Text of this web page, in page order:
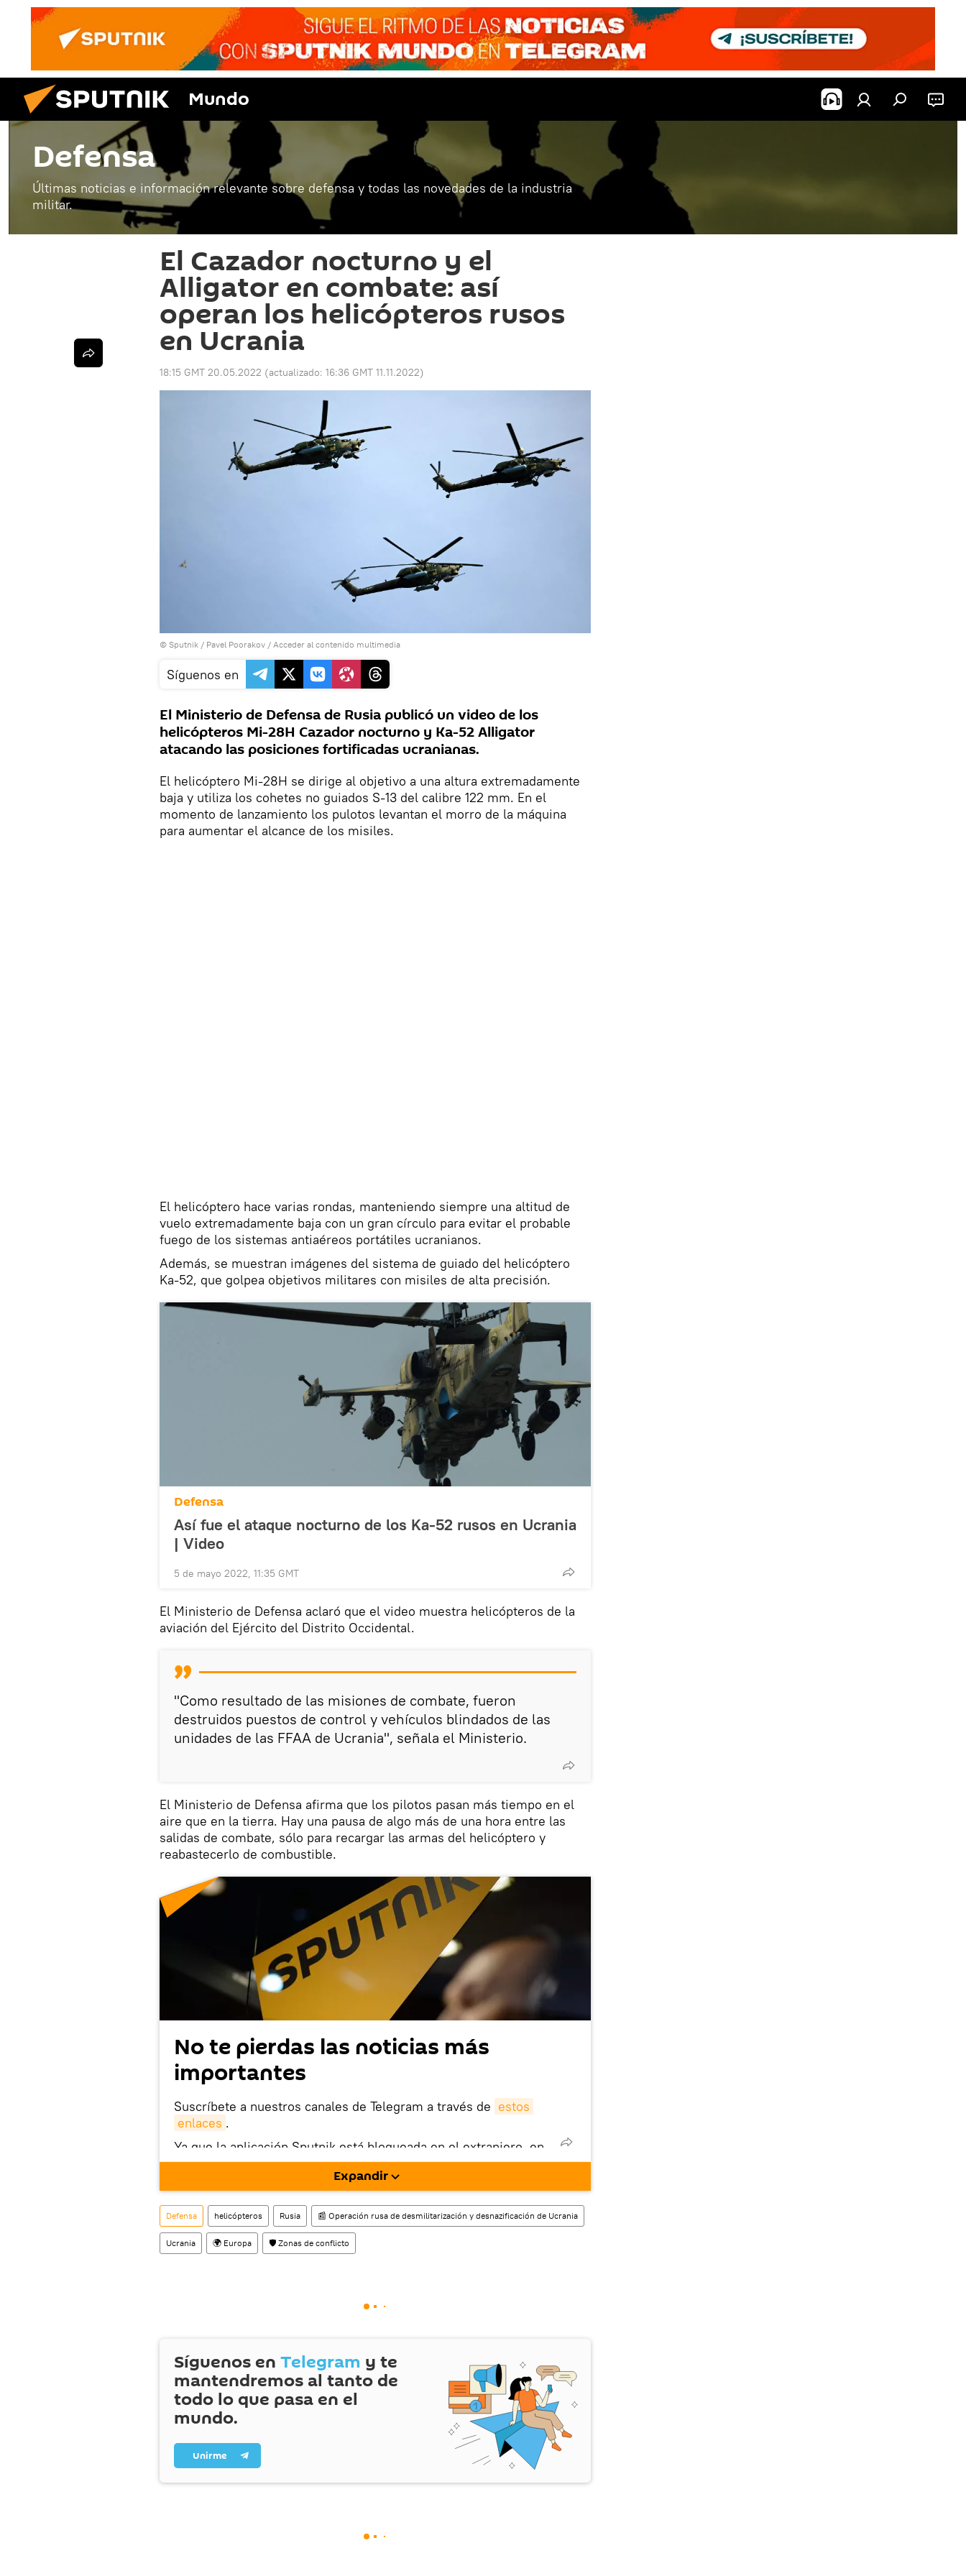
Mundo
Defensa
Últimas noticias e información relevante sobre defensa y todas las novedades de la industria
militar.
El Cazador nocturno y el
Alligator en combate: así
operan los helicópteros rusos
en Ucrania
18:15 GMT 20.05.2022 (actualizado: 16:36 GMT 11.11.2022)
© Sputnik / Pavel Poorakov / Acceder al contenido multimedia
Síguenos en
El Ministerio de Defensa de Rusia publicó un video de los
helicópteros Mi-28H Cazador nocturno y Ka-52 Alligator
atacando las posiciones fortificadas ucranianas.
El helicóptero Mi-28H se dirige al objetivo a una altura extremadamente
baja y utiliza los cohetes no guiados S-13 del calibre 122 mm. En el
momento de lanzamiento los pulotos levantan el morro de la máquina
para aumentar el alcance de los misiles.
El helicóptero hace varias rondas, manteniendo siempre una altitud de
vuelo extremadamente baja con un gran círculo para evitar el probable
fuego de los sistemas antiaéreos portátiles ucranianos.
Además, se muestran imágenes del sistema de guiado del helicóptero
Ka-52, que golpea objetivos militares con misiles de alta precisión.
Defensa
Así fue el ataque nocturno de los Ka-52 rusos en Ucrania
| Video
5 de mayo 2022, 11:35 GMT
El Ministerio de Defensa aclaró que el video muestra helicópteros de la
aviación del Ejército del Distrito Occidental.
"Como resultado de las misiones de combate, fueron
destruidos puestos de control y vehículos blindados de las
unidades de las FFAA de Ucrania", señala el Ministerio.
El Ministerio de Defensa afirma que los pilotos pasan más tiempo en el
aire que en la tierra. Hay una pausa de algo más de una hora entre las
salidas de combate, sólo para recargar las armas del helicóptero y
reabastecerlo de combustible.
No te pierdas las noticias más
importantes
Suscríbete a nuestros canales de Telegram a través de estos
enlaces .
Ya que la aplicación Sputnik está bloqueada en el extranjero, en
este enlace puedes descargarla e instalarla en tu dispositivo
También tenemos una cuenta en la red social rusa VK .
Expandir
Defensa helicópteros Rusia 📰 Operación rusa de desmilitarización y desnazificación de Ucrania
Ucrania 🌍 Europa 🛡️ Zonas de conflicto
Síguenos en Telegram y te
mantendremos al tanto de
todo lo que pasa en el
mundo.
Unirme